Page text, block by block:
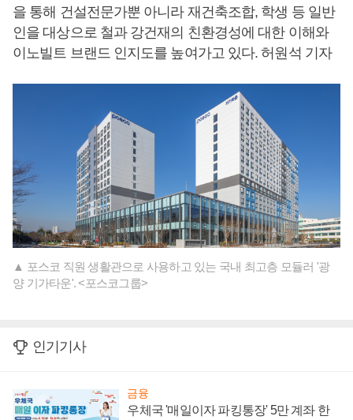
을 통해 건설전문가뿐 아니라 재건축조합, 학생 등 일반
인을 대상으로 철과 강건재의 친환경성에 대한 이해와
이노빌트 브랜드 인지도를 높여가고 있다. 허원석 기자
▲ 포스코 직원 생활관으로 사용하고 있는 국내 최고층 모듈러 '광
양 기가타운'. <포스코그룹>
인기기사
금융
우체국 '매일이자 파킹통장' 5만 계좌 한